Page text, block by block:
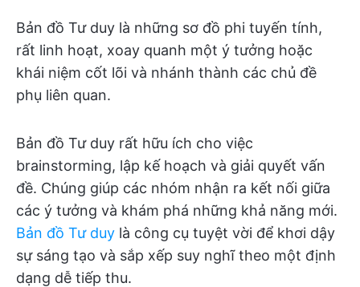
Bản đồ Tư duy là những sơ đồ phi tuyến tính,
rất linh hoạt, xoay quanh một ý tưởng hoặc
khái niệm cốt lõi và nhánh thành các chủ đề
phụ liên quan.
Bản đồ Tư duy rất hữu ích cho việc
brainstorming, lập kế hoạch và giải quyết vấn
đề. Chúng giúp các nhóm nhận ra kết nối giữa
các ý tưởng và khám phá những khả năng mới.
Bản đồ Tư duy là công cụ tuyệt vời để khơi dậy
sự sáng tạo và sắp xếp suy nghĩ theo một định
dạng dễ tiếp thu.